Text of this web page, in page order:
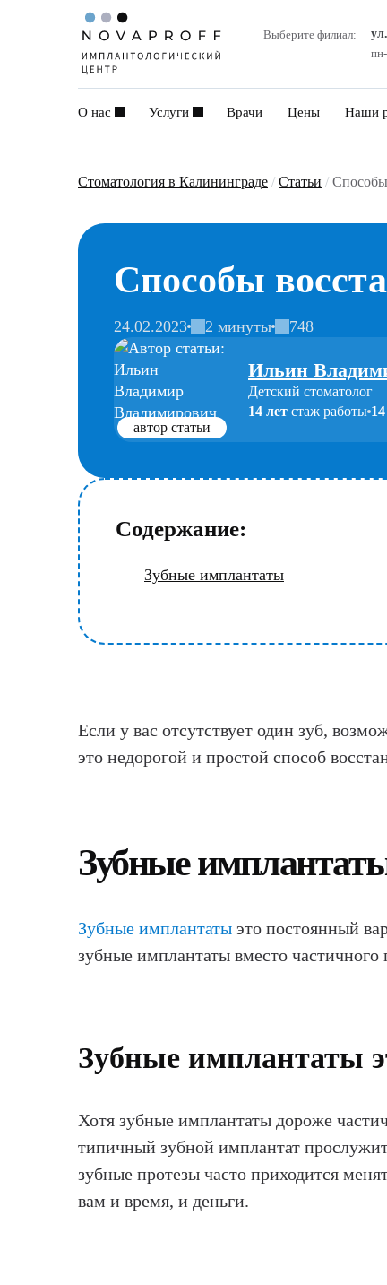
Выберите филиал:
О нас Услуги Врачи Цены Наши
Стоматология в Калининграде / Статьи / Способы
Способы
24.02.2023 2 минуты 748
автор статьи
Ильин
Детский стоматолог
14 лет стаж работы
Содержание:
Зубные имплантаты
Если у вас отсутствует один зуб,
это недорогой и простой способ
Зубные
Зубные имплантаты это постоянный
зубные имплантаты вместо частичного
Зубные имплантаты
Хотя зубные имплантаты дороже
типичный зубной имплантат
зубные протезы часто приходится
вам и время, и деньги.